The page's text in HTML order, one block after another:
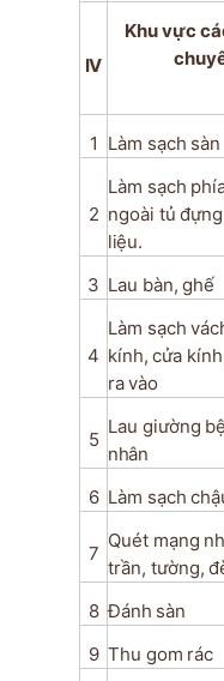
IV
Khuvực
1 Làm sạch sàn
2
Làm sạch
ngoài tủ đựng
liệu.
3 Lau bàn, ghế
4
Làm sạch
kính, cửa
ravào
5
Lau giường
nhân
6 Làm sạch
7
Quét mạng
trần, tường,
8 Đánh sàn
9 Thu gom rác